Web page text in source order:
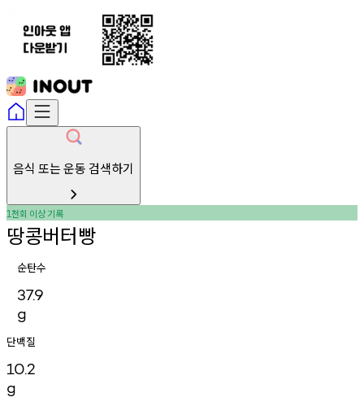
음식 또는 운동 검색하기
1천회 이상기록
땅콩버터빵
순탄수
37.9
g
단백질
10.2
g